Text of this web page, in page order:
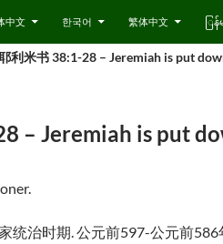
中文 한국어 繁体中文 ြန်
利米书 38:1-28 – Jeremiah is put
– Jeremiah is put
治时期. 公元前597-公元前586